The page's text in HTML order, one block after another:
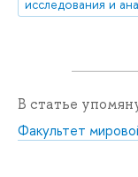
исследования и
В статье
Факультет